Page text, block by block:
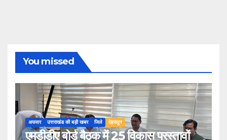
You missed
अफसर उत्तराखंड की बड़ी खबर जिले देहरादून
एमडीडीए बोर्ड बैठक में 25 विकास प्रस्तावों